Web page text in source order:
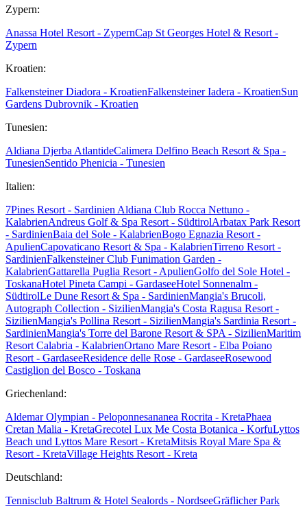
Zypern:
Anassa Hotel Resort - ZypernCap St Georges Hotel & Resort -
Zypern
Kroatien:
Falkensteiner Diadora - KroatienFalkensteiner Iadera - KroatienSun
Gardens Dubrovnik - Kroatien
Tunesien:
Aldiana Djerba AtlantideCalimera Delfino Beach Resort & Spa -
TunesienSentido Phenicia - Tunesien
Italien:
7Pines Resort - Sardinien Aldiana Club Rocca Nettuno -
KalabrienAndreus Golf & Spa Resort - SüdtirolArbatax Park Resort
- SardinienBaia del Sole - KalabrienBogo Egnazia Resort -
ApulienCapovaticano Resort & Spa - KalabrienTirreno Resort -
SardinienFalkensteiner Club Funimation Garden -
KalabrienGattarella Puglia Resort - ApulienGolfo del Sole Hotel -
ToskanaHotel Pineta Campi - GardaseeHotel Sonnenalm -
SüdtirolLe Dune Resort & Spa - SardinienMangia's Brucoli,
Autograph Collection - SizilienMangia's Costa Ragusa Resort -
SizilienMangia's Pollina Resort - SizilienMangia's Sardinia Resort -
SardinienMangia's Torre del Barone Resort & SPA - SizilienMaritim
Resort Calabria - KalabrienOrtano Mare Resort - Elba Poiano
Resort - GardaseeResidence delle Rose - GardaseeRosewood
Castiglion del Bosco - Toskana
Griechenland:
Aldemar Olympian - Peloponnesananea Rocrita - KretaPhaea
Cretan Malia - KretaGrecotel Lux Me Costa Botanica - KorfuLyttos
Beach und Lyttos Mare Resort - KretaMitsis Royal Mare Spa &
Resort - KretaVillage Heights Resort - Kreta
Deutschland:
Tennisclub Baltrum & Hotel Sealords - NordseeGräflicher Park